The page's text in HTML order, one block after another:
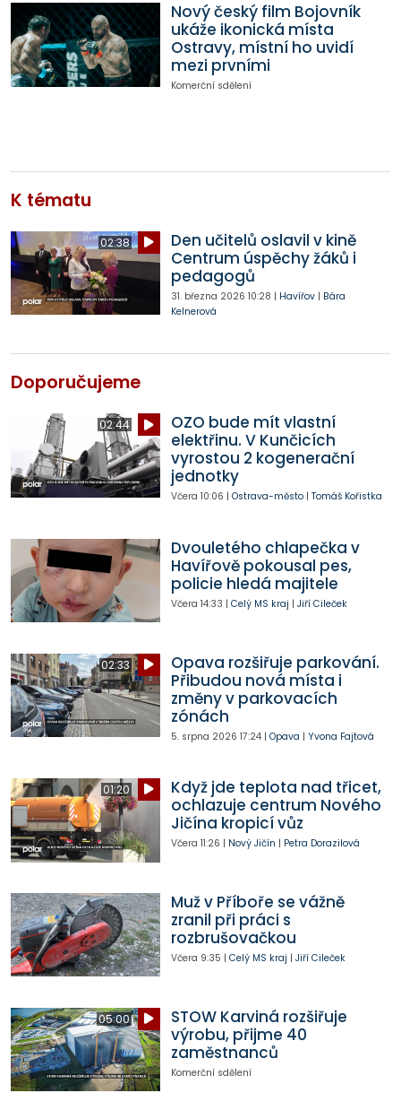
Nový český film Bojovník
ukáže ikonická místa
Ostravy, místní ho uvidí
mezi prvními
Komerční sdělení
K tématu
02:38
Den učitelů oslavil v kině
Centrum úspěchy žáků i
pedagogů
31. března 2026 10:28 | Havířov| Bára
Kelnerová
Doporučujeme
02:44
OZO bude mít vlastní
elektřinu. V Kunčicích
vyrostou 2 kogenerační
jednotky
Včera 10:06 | Ostrava-město| Tomáš Kořistka
Dvouletého chlapečka v
Havířově pokousal pes,
policie hledá majitele
Včera 14:33 | Celý MS kraj | Jiří Cileček
02:33
Opava rozšiřuje parkování.
Přibudou nová místa i
změny v parkovacích
zónách
5. srpna 2026 17:24| Opava | Yvona Fajtová
01:20
Když jde teplota nad třicet,
ochlazuje centrum Nového
Jičína kropicí vůz
Včera 11:26 | Nový Jičín | Petra Dorazilová
Muž v Příboře se vážně
zranil při práci s
rozbrušovačkou
Včera 9:35 | Celý MS kraj | Jiří Cileček
05:00
STOW Karviná rozšiřuje
výrobu, přijme 40
zaměstnanců
Komerční sdělení